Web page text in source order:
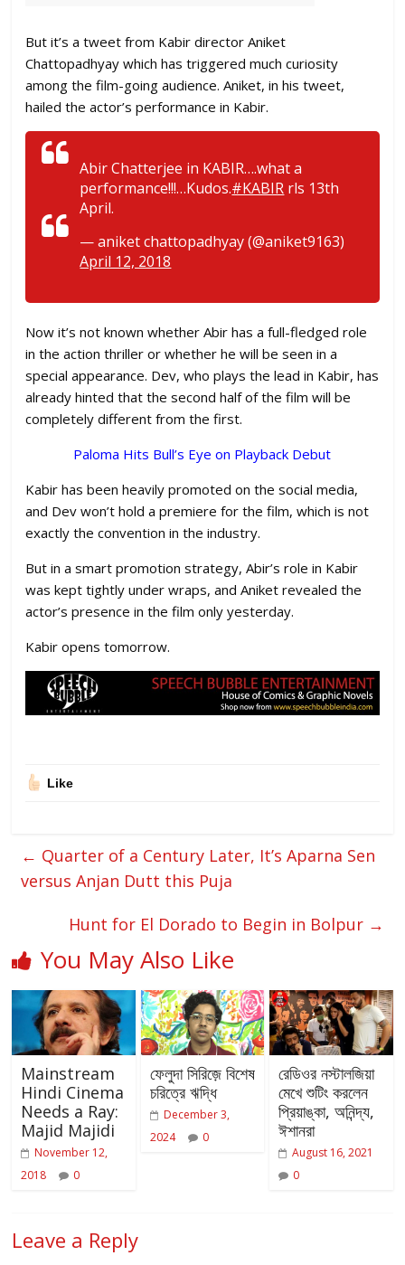
But it’s a tweet from Kabir director Aniket
Chattopadhyay which has triggered much curiosity
among the film-going audience. Aniket, in his tweet,
hailed the actor’s performance in Kabir.
Abir Chatterjee in KABIR….what a
performance!!!…Kudos.#KABIR rls 13th
April.
— aniket chattopadhyay (@aniket9163)
April 12, 2018
Now it’s not known whether Abir has a full-fledged role
in the action thriller or whether he will be seen in a
special appearance. Dev, who plays the lead in Kabir, has
already hinted that the second half of the film will be
completely different from the first.
Paloma Hits Bull’s Eye on Playback Debut
Kabir has been heavily promoted on the social media,
and Dev won’t hold a premiere for the film, which is not
exactly the convention in the industry.
But in a smart promotion strategy, Abir’s role in Kabir
was kept tightly under wraps, and Aniket revealed the
actor’s presence in the film only yesterday.
Kabir opens tomorrow.
Like
← Quarter of a Century Later, It’s Aparna Sen
versus Anjan Dutt this Puja
Hunt for El Dorado to Begin in Bolpur →
You May Also Like
Mainstream
Hindi Cinema
Needs a Ray:
Majid Majidi
November 12,
2018
0
ফেলুদা সিরিজ়ে বিশেষ
চরিত্রে ঋদ্ধি
December 3,
2024
0
রেডিওর নস্টালজিয়া
মেখে শুটিং করলেন
প্রিয়াঙ্কা, অনিন্দ্য,
ঈশানরা
August 16, 2021
0
Leave a Reply